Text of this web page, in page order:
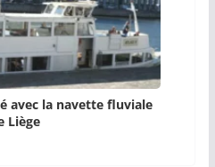
avec la navette fluviale
Liège